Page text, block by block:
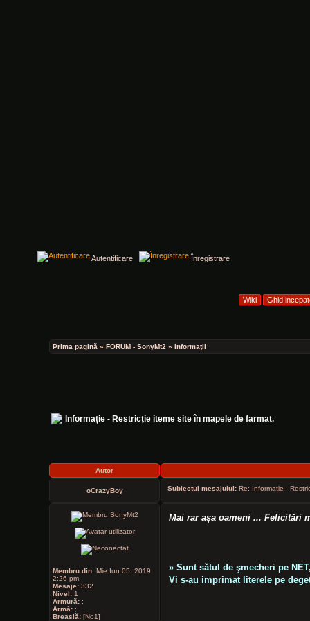
Autentificare Înregistrare
Prima pagină » FORUM - SonyMt2 » Informaţii
Informație - Restricție iteme site în mapele de farmat.
Autor
oCrazyBoy Subiectul mesajului: Re: Informație -
Membru din: Mie Iun 05, 2019
2:26 pm
Mesaje: 332
Nivel: 1
Armură: ;
Armă: ;
Breaslă: [No1]
Mai rar așa oameni ... Felicitări
» Sunt sătul de şmecheri pe
Vi s-au imprimat literele pe